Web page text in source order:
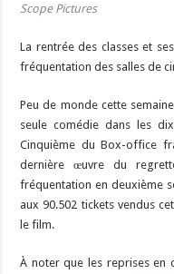
Scope Pictures
La rentrée des classes et
fréquentation des salles de
Peu de monde cette
seule comédie dans les
Cinquième du Box-office
dernière œuvre du
fréquentation en deuxième
aux 90.502 tickets vendus
le film.
À noter que les reprises en